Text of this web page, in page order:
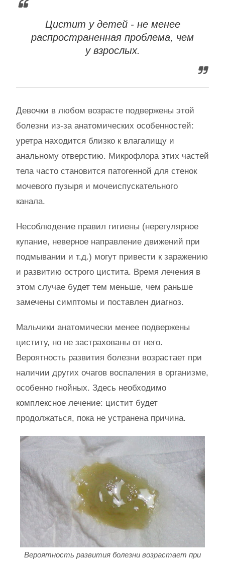
Цистит у детей - не менее
распространенная проблема, чем
у взрослых.
Девочки в любом возрасте подвержены этой
болезни из-за анатомических особенностей:
уретра находится близко к влагалищу и
анальному отверстию. Микрофлора этих частей
тела часто становится патогенной для стенок
мочевого пузыря и мочеиспускательного
канала.
Несоблюдение правил гигиены (нерегулярное
купание, неверное направление движений при
подмывании и т.д.) могут привести к заражению
и развитию острого цистита. Время лечения в
этом случае будет тем меньше, чем раньше
замечены симптомы и поставлен диагноз.
Мальчики анатомически менее подвержены
циститу, но не застрахованы от него.
Вероятность развития болезни возрастает при
наличии других очагов воспаления в организме,
особенно гнойных. Здесь необходимо
комплексное лечение: цистит будет
продолжаться, пока не устранена причина.
Вероятность развития болезни возрастает при